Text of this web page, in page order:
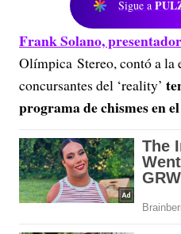
Sigue a
Frank Solano,
Olímpica Stereo, contó a la
concursantes del ‘reality’
programa de chismes en